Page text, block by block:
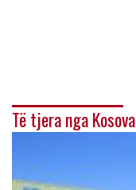
Të tjera nga Kosova